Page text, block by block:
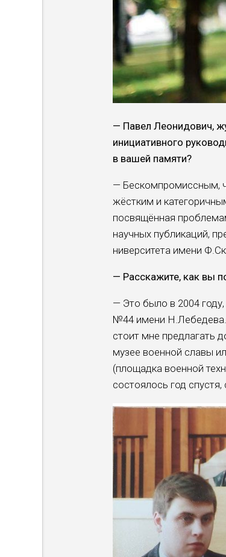
— Павел Леонидович,
инициативного
в вашей па­мяти?
— Бескомпромиссным,
жёстким и
по­свящённая
научных публика­ций,
ниверситета имени
— Расскажите, как вы
— Это было в 2004
№44 имени Н.Лебедева.
стоит мне предлагать
музее во­енной славы
(площадка военной
состоялось год